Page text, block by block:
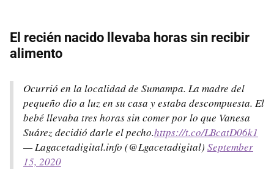
El recién nacido llevaba horas sin recibir
alimento
Ocurrió en la localidad de Sumampa. La madre del
pequeño dio a luz en su casa y estaba descompuesta. El
bebé llevaba tres horas sin comer por lo que Vanesa
Suárez decidió darle el pecho.https://t.co/LBcatD06k1
— Lagacetadigital.info (@Lgacetadigital) September
15, 2020